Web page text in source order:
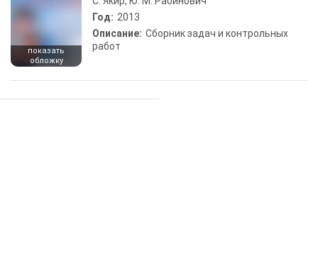
показать
обложку
Год: 2013
Описание: Сборник задач и контрольных
работ